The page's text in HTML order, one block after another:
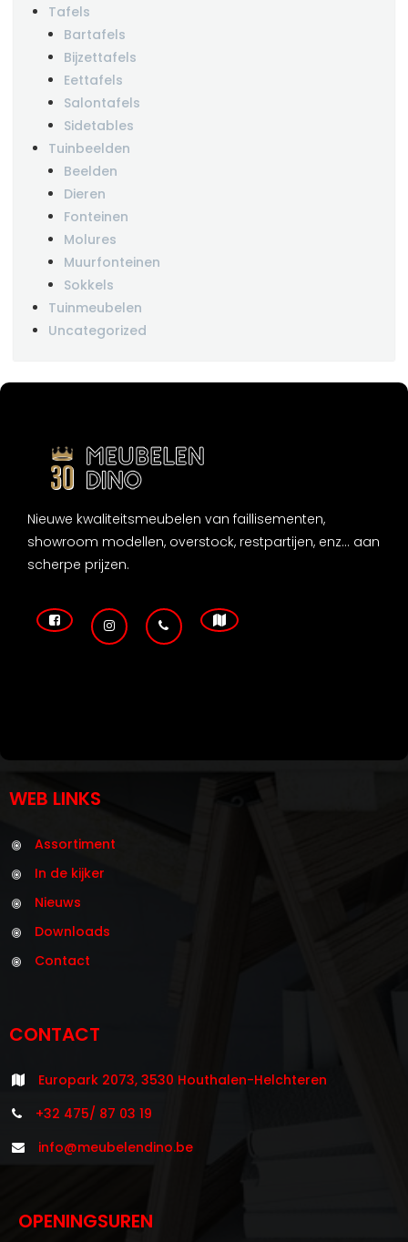
Tafels
Bartafels
Bijzettafels
Eettafels
Salontafels
Sidetables
Tuinbeelden
Beelden
Dieren
Fonteinen
Molures
Muurfonteinen
Sokkels
Tuinmeubelen
Uncategorized
Nieuwe kwaliteitsmeubelen van faillisementen,
showroom modellen, overstock, restpartijen, enz... aan
scherpe prijzen.
WEB LINKS
Assortiment
In de kijker
Nieuws
Downloads
Contact
CONTACT
Europark 2073, 3530 Houthalen-Helchteren
+32 475/ 87 03 19
info@meubelendino.be
OPENINGSUREN